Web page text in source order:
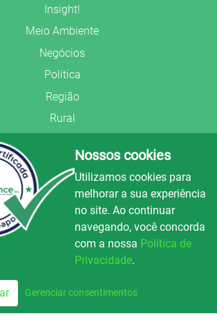
Insight!
Meio Ambiente
Negócios
Política
Região
Rural
Segurança Pública
União Frederiquense
© Copyright 2022.LA+.
os direitos reservados.
no
Nossos cookies
Utilizamos cookies para
melhorar a sua experiência
no site. Ao continuar
navegando, você concorda
com a nossa Política de
Privacidade.
Gerenciar consentimentos